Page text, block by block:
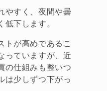
やすく、夜間や曇
低下します。
トが高めであるこ
っていますが、近
の仕組みも整いつ
は少しずつ下がっ